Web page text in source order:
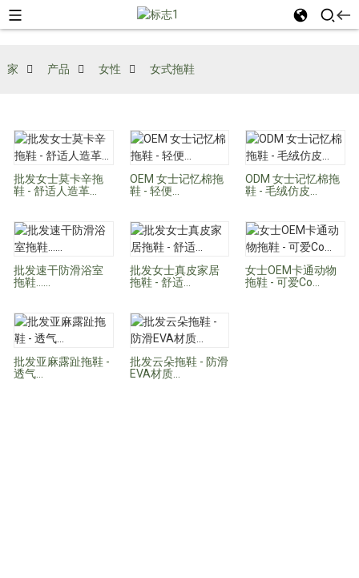
家 产品 女性 女式拖鞋
批发女士莫卡辛拖
鞋 - 舒适人造革...
OEM 女士记忆棉拖
鞋 - 轻便...
ODM 女士记忆棉拖
鞋 - 毛绒仿皮...
批发速干防滑浴室
拖鞋……
批发女士真皮家居
拖鞋 - 舒适...
女士OEM卡通动物
拖鞋 - 可爱Co...
批发亚麻露趾拖鞋 -
透气...
批发云朵拖鞋 - 防滑
EVA材质...